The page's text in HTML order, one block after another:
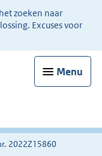
zoeken naar
Excuses voor
Menu
2022Z15860